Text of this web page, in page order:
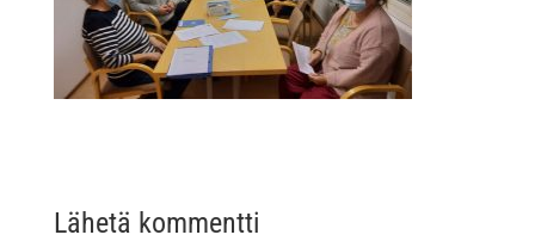
Lähetä kommentti